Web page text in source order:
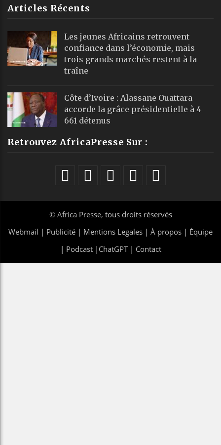
Articles Récents
Les jeunes Africains retrouvent
confiance dans l’économie, mais
trois grands marchés restent à la
traîne
Côte d’Ivoire : Alassane Ouattara
accorde la grâce présidentielle à 4
661 détenus
Retrouvez AfricaPresse Sur :
© Africa Presse, tous droits réservés
Webmail | Publicité | Mentions Legales | À propos | Équipe
| Podcast| ChatGPT| Contact